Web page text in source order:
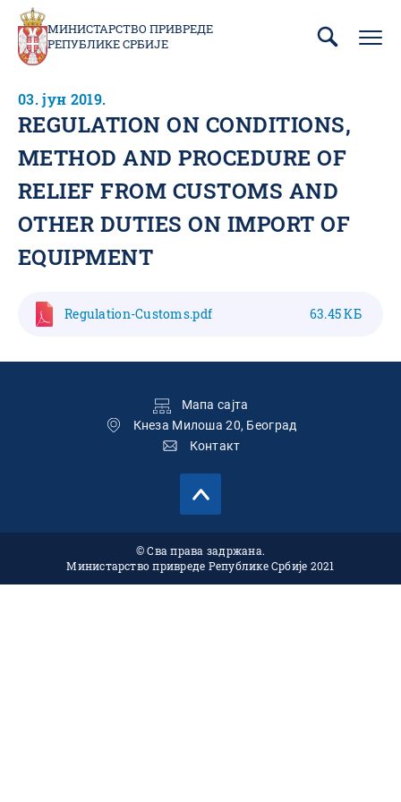
Пребаци
главни
садржаја
МИНИСТАРСТВО ПРИВРЕДЕ
РЕПУБЛИКЕ СРБИЈЕ
03. јун 2019.
REGULATION ON CONDITIONS,
METHOD AND PROCEDURE OF
RELIEF FROM CUSTOMS AND
OTHER DUTIES ON IMPORT OF
EQUIPMENT
Regulation-Customs.pdf 63.45 КБ
Мапа сајта
Кнеза Милоша 20, Београд
Контакт
© Сва права задржана.
Министарство привреде Републике Србије 2021